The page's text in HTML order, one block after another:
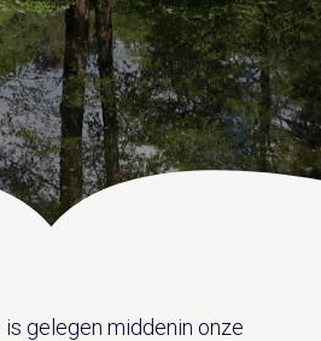
VRAGEN
info@vanenburg.nl
0341 375 454
gelegen middenin onze